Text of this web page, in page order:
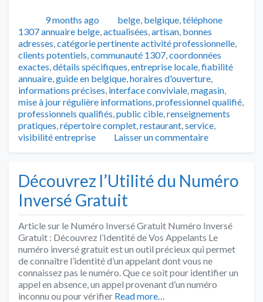
Publié9 months ago Catégories
belge, belgique,téléphone
1307 annuaire belge,actualisées,artisan, bonnes
adresses,catégorie pertinente activité professionnelle,
clients potentiels,communauté 1307,coordonnées
exactes,détails spécifiques,entreprise locale,fiabilité
annuaire,guide en belgique,horaires d'ouverture,
informations précises, interface conviviale,magasin,
mise à jour régulière informations,professionnel qualifié,
professionnels qualifiés,public cible,renseignements
pratiques,répertoire complet,restaurant,service,
visibilité entreprise
Laisser un commentaire
Découvrez l’Utilité du Numéro
Inversé Gratuit
Article sur le Numéro Inversé Gratuit Numéro Inversé
Gratuit : Découvrez l’Identité de Vos Appelants Le
numéro inversé gratuit est un outil précieux qui permet
de connaître l’identité d’un appelant dont vous ne
connaissez pas le numéro. Que ce soit pour identifier un
appel en absence, un appel provenant d’un numéro
inconnu ou pour vérifier Read more…